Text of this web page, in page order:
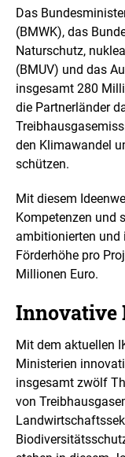
i
d
i
n
e
i
n
e
r
v
e
g
r
ö
ß
e
r
e
n
D
a
r
s
t
e
l
l
Das
(BMWK), das
Naturschutz,
(BMUV) und das
insgesamt 280
die Partnerländer
den Klimawandel
schützen.
Mit diesem
Kompetenzen und
ambitionierten und
Förderhöhe pro
Millionen Euro.
Innovative
Mit dem aktuellen
Ministerien
insgesamt zwölf
von